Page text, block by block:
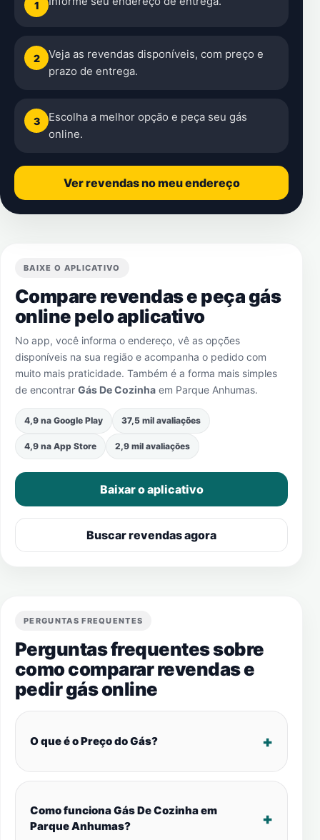
1
2
Veja as revendas disponíveis, com preço e
prazo de entrega.
3
Escolha a melhor opção e peça seu gás
online.
Ver revendas no meu endereço
BAIXE O APLICATIVO
Compare revendas e peça gás
online pelo aplicativo
No app, você informa o endereço, vê as opções
disponíveis na sua região e acompanha o pedido com
muito mais praticidade. Também é a forma mais simples
de encontrar Gás De Cozinha em Parque Anhumas.
4,9 na Google Play 37,5 mil avaliações
4,9 na App Store 2,9 mil avaliações
Baixar o aplicativo
Buscar revendas agora
PERGUNTAS FREQUENTES
Perguntas frequentes sobre
como comparar revendas e
pedir gás online
O que é o Preço do Gás?
Como funciona Gás De Cozinha em
Parque Anhumas?